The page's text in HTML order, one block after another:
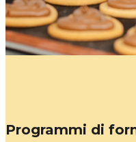
Programmi di